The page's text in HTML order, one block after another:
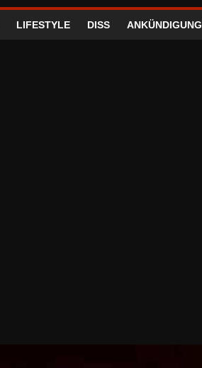
LIFESTYLE DISS ANKÜNDIGUNG